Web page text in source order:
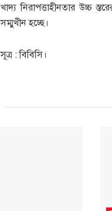
খাদ্য নিরাপত্তাহীনতার উচ্চ
সম্মুখীন হচ্ছে।
সূত্র : বিবিসি।